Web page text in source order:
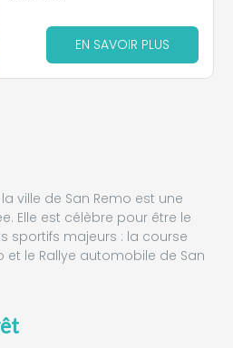
EN SAVOIR PLUS
ville de San Remo est une
Elle est célèbre pour être le
sportifs majeurs : la course
et le Rallye automobile de San